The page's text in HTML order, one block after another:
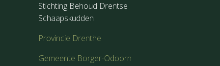
Stichting Behoud Drentse
Schaapskudden
Provincie Drenthe
Gemeente Borger-Odoorn